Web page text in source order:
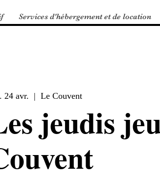
Services d'hébergement et de location
24 avr.
  |
Le Couvent
jeudis